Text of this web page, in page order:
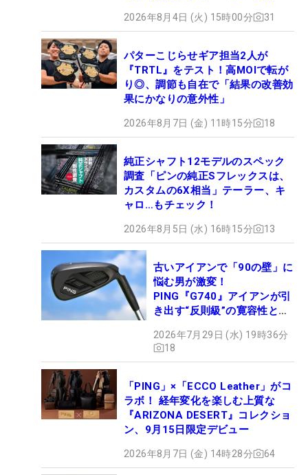
2026年8月4日 (火) 15時00分 31
パターこじらせギア担当2人が
『TRTL』をテスト！高MOIで転が
り◎、調節も自在で「結果の改善効
果にかなりの意外性」
2026年8月7日 (金) 11時15分 18
純正シャフト12モデルのスペック
調査「ピンの純正Sフレックスは、
カスタムの6X相当」テーラー、キ
ャロ…もチェック！
2026年8月5日 (水) 16時15分 13
古いアイアンで「90の壁」に
悩む男が激変！
PING『G740』アイアンが引
き出す“反則級”の寛容性と飛
2026年7月29日 (水) 19時36分
18
「PING」×「ECCO Leather」がコ
ラボ！ 経年変化を楽しむ上質な
『ARIZONA DESERT』コレクショ
ン、9月15日限定デビュー
2026年8月7日 (金) 14時28分 64